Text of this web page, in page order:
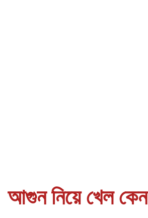
আগুন নিয়ে খেল কেন